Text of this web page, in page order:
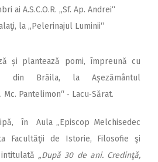
ai A.S.C.O.R. „Sf. Ap. Andrei“
la „Pelerinajul Luminii“
și plantează pomi, împreună cu
din Brăila, la Așezământul
Pantelimon“ ‑ Lacu‑Sărat.
în Aula „Episcop Melchisedec
Facultăţii de Istorie, Filosofie şi
„După 30 de ani. Credinţă,